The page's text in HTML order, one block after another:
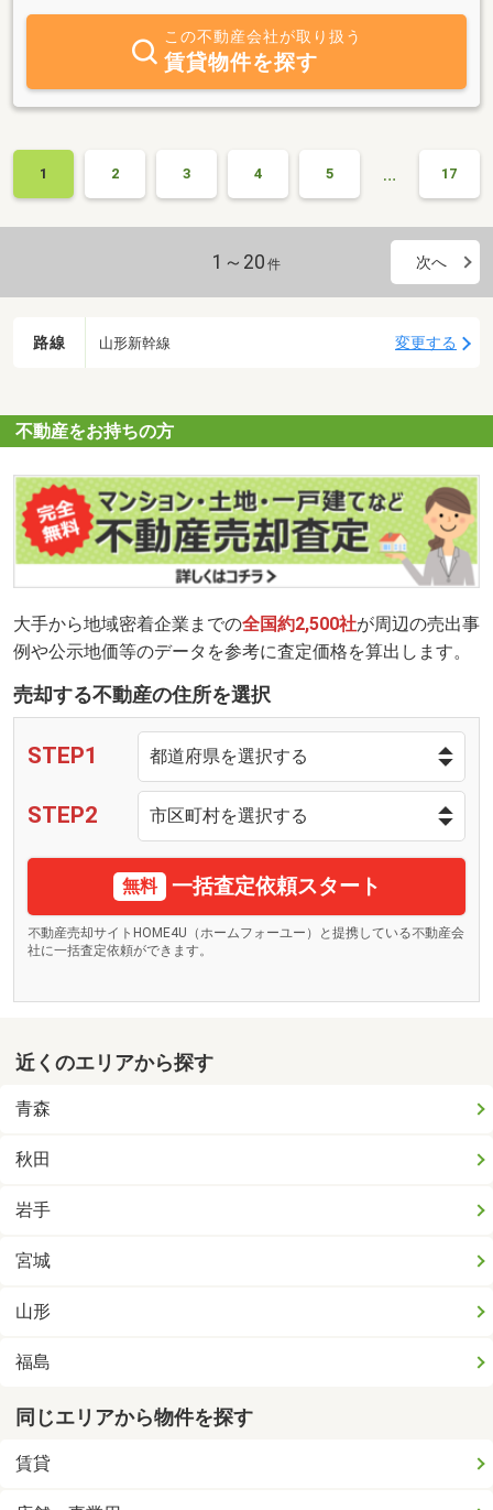
この不動産会社が取り扱う
賃貸物件を探す
1 2 3 4 5 … 17
1～20 件 次へ
路線 山形新幹線 変更する
不動産をお持ちの方
大手から地域密着企業までの全国約2,500社が周辺の売出事
例や公示地価等のデータを参考に査定価格を算出します。
売却する不動産の住所を選択
STEP1
STEP2
無料 一括査定依頼スタート
不動産売却サイトHOME4U（ホームフォーユー）と提携している不動産会
社に一括査定依頼ができます。
近くのエリアから探す
青森
秋田
岩手
宮城
山形
福島
同じエリアから物件を探す
賃貸